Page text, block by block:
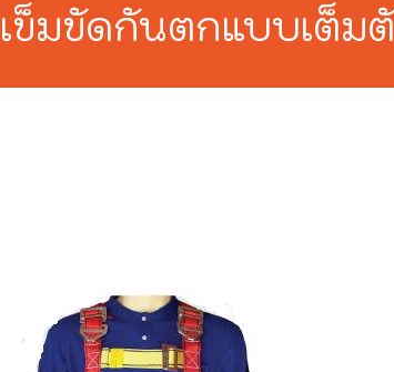
เข็มขัดกันตกแบบเต็ม